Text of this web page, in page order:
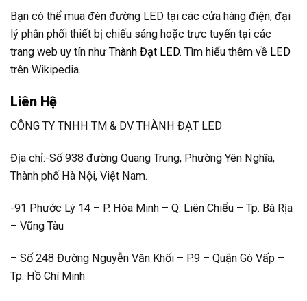
Bạn có thể mua đèn đường LED tại các cửa hàng điện, đại
lý phân phối thiết bị chiếu sáng hoặc trực tuyến tại các
trang web uy tín nhưThành Đạt LED. Tìm hiểu thêm về LED
trên Wikipedia.
Liên Hệ
CÔNG TY TNHH TM & DV THÀNH ĐẠT LED
Địa chỉ:-Số 938 đường Quang Trung, Phường Yên Nghĩa,
Thành phố Hà Nội, Việt Nam.
-91 Phước Lý 14 – P. Hòa Minh – Q. Liên Chiểu – Tp. Bà Rịa
– Vũng Tàu
– Số 248 Đường Nguyễn Văn Khối – P.9 – Quận Gò Vấp –
Tp. Hồ Chí Minh